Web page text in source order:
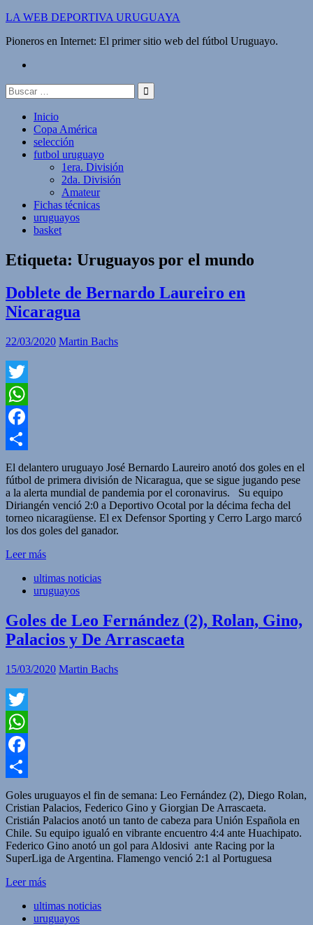
Saltar
contenido
LA WEB DEPORTIVA URUGUAYA
Pioneros en Internet: El primer sitio web del fútbol Uruguayo.
Buscar:
Inicio
Copa América
selección
futbol uruguayo
1era. División
2da. División
Amateur
Fichas técnicas
uruguayos
basket
Etiqueta: Uruguayos por el mundo
Doblete de Bernardo Laureiro en
Nicaragua
22/03/2020 Martin Bachs
Twitter
WhatsApp
Facebook
Compartir
El delantero uruguayo José Bernardo Laureiro anotó dos goles en el
fútbol de primera división de Nicaragua, que se sigue jugando pese
a la alerta mundial de pandemia por el coronavirus. Su equipo
Diriangén venció 2:0 a Deportivo Ocotal por la décima fecha del
torneo nicaragüense. El ex Defensor Sporting y Cerro Largo marcó
los dos goles del ganador.
Leer más
ultimas noticias
uruguayos
Goles de Leo Fernández (2), Rolan, Gino,
Palacios y De Arrascaeta
15/03/2020 Martin Bachs
Twitter
WhatsApp
Facebook
Compartir
Goles uruguayos el fin de semana: Leo Fernández (2), Diego Rolan,
Cristian Palacios, Federico Gino y Giorgian De Arrascaeta.
Cristián Palacios anotó un tanto de cabeza para Unión Española en
Chile. Su equipo igualó en vibrante encuentro 4:4 ante Huachipato.
Federico Gino anotó un gol para Aldosivi ante Racing por la
SuperLiga de Argentina. Flamengo venció 2:1 al Portuguesa
Leer más
ultimas noticias
uruguayos